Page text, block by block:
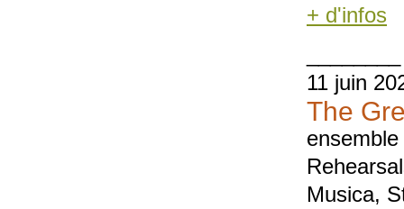
+ d'infos
11 juin
The
Musica,